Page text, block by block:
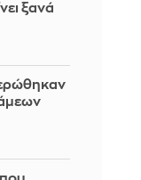
ξανά